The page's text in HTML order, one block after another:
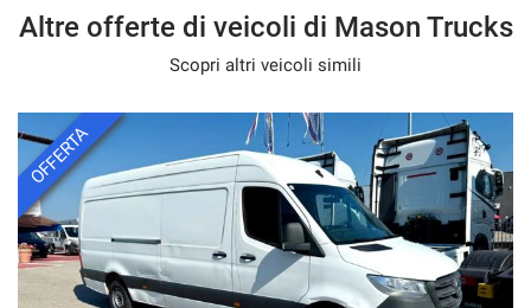
Altre offerte di veicoli di Mason Trucks
Scopri altri veicoli simili
OFFERTA